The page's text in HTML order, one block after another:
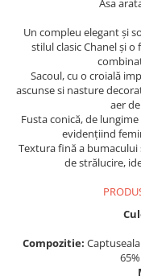
Un compleu elegant și
stilul clasic Chanel și
Sacoul, cu o croială
ascunse si nasture
aer
Fusta conică, de
evidențiind
Textura fină a bumacului
de strălucire,
Compozitie: